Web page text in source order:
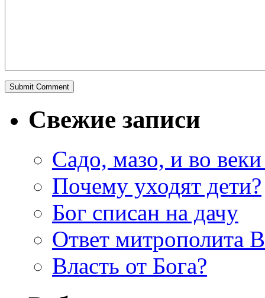
Свежие записи
Садо, мазо, и во веки
Почему уходят дети?
Бог списан на дачу
Ответ митрополита
Власть от Бога?